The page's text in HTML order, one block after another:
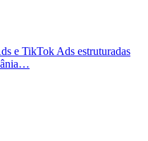
e TikTok Ads estruturadas